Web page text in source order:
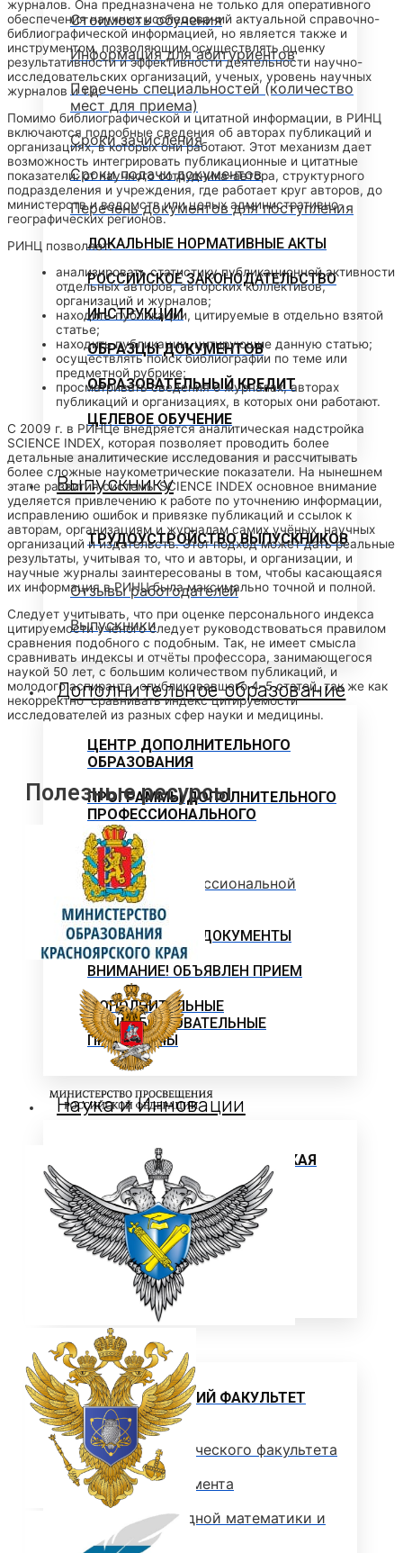
Стоимость обучения
Информация для абитуриентов
Перечень специальностей (количество
мест для приема)
Сроки зачисления
Сроки подачи документов
Перечень документов для поступления
ЛОКАЛЬНЫЕ НОРМАТИВНЫЕ АКТЫ
РОССИЙСКОЕ ЗАКОНОДАТЕЛЬСТВО
ИНСТРУКЦИИ
ОБРАЗЦЫ ДОКУМЕНТОВ
ОБРАЗОВАТЕЛЬНЫЙ КРЕДИТ
ЦЕЛЕВОЕ ОБУЧЕНИЕ
Выпускнику
ТРУДОУСТРОЙСТВО ВЫПУСКНИКОВ
Отзывы работодателей
Выпускники
Дополнительное образование
ЦЕНТР ДОПОЛНИТЕЛЬНОГО
ОБРАЗОВАНИЯ
ПРОГРАММЫ ДОПОЛНИТЕЛЬНОГО
ПРОФЕССИОНАЛЬНОГО
ОБРАЗОВАНИЯ
Программы профессиональной
переподготовки
ОФИЦИАЛЬНЫЕ ДОКУМЕНТЫ
ВНИМАНИЕ! ОБЪЯВЛЕН ПРИЕМ
ДОПОЛНИТЕЛЬНЫЕ
ОБЩЕОБРАЗОВАТЕЛЬНЫЕ
ПРОГРАММЫ
Наука и Инновации
НАУЧНО-ИССЛЕДОВАТЕЛЬСКАЯ
ДЕЯТЕЛЬНОСТЬ
ОТДЕЛЫ И УПРАВЛЕНИЕ
ПАТЕНТЫ
НАУКА И УНИВЕРСИТЕТЫ
Институт
ЭКОНОМИЧЕСКИЙ ФАКУЛЬТЕТ
Деканат экономического факультета
Кафедра менеджмента
Кафедра прикладной математики и
информатики
журналов. Она предназначена не только для оперативного
обеспечения научных исследований актуальной справочно-
библиографической информацией, но является также и
инструментом, позволяющим осуществлять оценку
результативности и эффективности деятельности научно-
исследовательских организаций, ученых, уровень научных
журналов и т.д.
Помимо библиографической и цитатной информации, в РИНЦ
включаются подробные сведения об авторах публикаций и
организациях, в которых они работают. Этот механизм дает
возможность интегрировать публикационные и цитатные
показатели: от научного сотрудника-автора, структурного
подразделения и учреждения, где работает круг авторов, до
министерств и ведомств или целых административно-
географических регионов.
РИНЦ позволяет:
анализировать статистику публикационной активности
отдельных авторов, авторских коллективов,
организаций и журналов;
находить публикации, цитируемые в отдельно взятой
статье;
находить публикации, цитирующие данную статью;
осуществлять поиск библиографии по теме или
предметной рубрике;
просматривать сведения о журналах, авторах
публикаций и организациях, в которых они работают.
С 2009 г. в РИНЦе внедряется аналитическая надстройка
SCIENCE INDEX, которая позволяет проводить более
детальные аналитические исследования и рассчитывать
более сложные наукометрические показатели. На нынешнем
этапе развития системы SCIENCE INDEX основное внимание
уделяется привлечению к работе по уточнению информации,
исправлению ошибок и привязке публикаций и ссылок к
авторам, организациям и журналам самих учёных, научных
организаций и издательств. Этот подход может дать реальные
результаты, учитывая то, что и авторы, и организации, и
научные журналы заинтересованы в том, чтобы касающаяся
их информация в РИНЦ была максимально точной и полной.
Следует учитывать, что при оценке персонального индекса
цитируемости учёного следует руководствоваться правилом
сравнения подобного с подобным. Так, не имеет смысла
сравнивать индексы и отчёты профессора, занимающегося
наукой 50 лет, с большим количеством публикаций, и
молодого аспиранта, опубликовавшего 4–5 статей, так же как
некорректно сравнивать индекс цитируемости
исследователей из разных сфер науки и медицины.
Полезные ресурсы